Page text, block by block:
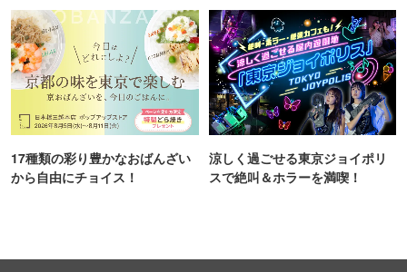
17種類の彩り豊かなおばんざい
から自由にチョイス！
涼しく過ごせる東京ジョイポリ
スで絶叫＆ホラーを満喫！